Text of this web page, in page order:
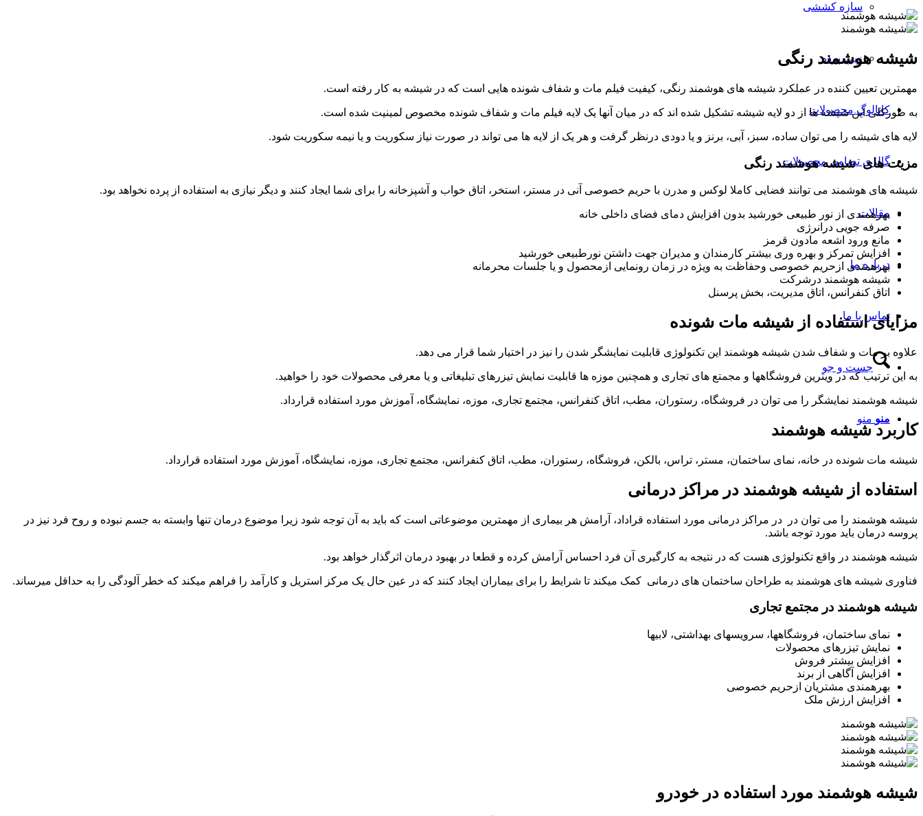
سازه کششی
زیپ پرده
کاتالوگ محصولات
گالری تصاویر محصولات
مقالات
درباره ما
تماس با ما
جست و جو
منو منو
شیشه هوشمند رنگی
مهمترین تعیین کننده در عملکرد شیشه های هوشمند رنگی، کیفیت فیلم مات و شفاف شونده هایی است که در شیشه به کار رفته است.
به طورکلی این شیشه ها از دو لایه شیشه تشکیل شده اند که در میان آنها یک لایه فیلم مات و شفاف شونده مخصوص لمینیت شده است.
لایه های شیشه را می توان ساده، سبز، آبی، برنز و یا دودی درنظر گرفت و هر یک از لایه ها می تواند در صورت نیاز سکوریت و یا نیمه سکوریت شود.
مزیت های شیشه هوشمند رنگی
شیشه های هوشمند می توانند فضایی کاملا لوکس و مدرن با حریم خصوصی آنی در مستر، استخر، اتاق خواب و آشپزخانه را برای شما ایجاد کنند و دیگر نیازی به استفاده از پرده نخواهد بود.
بهرهمندی از نور طبیعی خورشید بدون افزایش دمای فضای داخلی خانه
صرفه جویی درانرژی
مانع ورود اشعه مادون قرمز
افزایش تمرکز و بهره وری بیشتر کارمندان و مدیران جهت داشتن نورطبیعی خورشید
بهرهمندی ازحریم خصوصی وحفاظت به ویژه در زمان رونمایی ازمحصول و یا جلسات محرمانه
شیشه هوشمند درشرکت
اتاق کنفرانس، اتاق مدیریت، بخش پرسنل
مزایای استفاده از شیشه مات شونده
علاوه بر مات و شفاف شدن شیشه هوشمند این تکنولوژی قابلیت نمایشگر شدن را نیز در اختیار شما قرار می دهد.
به این ترتیب که در ویترین فروشگاهها و مجمتع های تجاری و همچنین موزه ها قابلیت نمایش تیزرهای تبلیغاتی و یا معرفی محصولات خود را خواهید.
شیشه هوشمند نمایشگر را می توان در فروشگاه، رستوران، مطب، اتاق کنفرانس، مجتمع تجاری، موزه، نمایشگاه، آموزش مورد استفاده قرارداد.
کاربرد شیشه هوشمند
شیشه مات شونده در خانه، نمای ساختمان، مستر، تراس، بالکن، فروشگاه، رستوران، مطب، اتاق کنفرانس، مجتمع تجاری، موزه، نمایشگاه، آموزش مورد استفاده قرارداد.
استفاده از شیشه هوشمند در مراکز درمانی
شیشه هوشمند را می توان در در مراکز درمانی مورد استفاده قراداد، آرامش هر بیماری از مهمترین موضوعاتی است که باید به آن توجه شود زیرا موضوع درمان تنها وابسته به جسم نبوده و روح فرد نیز در
پروسه درمان باید مورد توجه باشد.
شیشه هوشمند در واقع تکنولوژی هست که در نتیجه به کارگیری آن فرد احساس آرامش کرده و قطعا در بهبود درمان اثرگذار خواهد بود.
فناوری شیشه های هوشمند به طراحان ساختمان های درمانی کمک میکند تا شرایط را برای بیماران ایجاد کنند که در عین حال یک مرکز استریل و کارآمد را فراهم میکند که خطر آلودگی را به حداقل میرساند.
شیشه هوشمند در مجتمع تجاری
نمای ساختمان، فروشگاهها، سرویسهای بهداشتی، لابیها
نمایش تیزرهای محصولات
افزایش بیشتر فروش
افزایش آگاهی از برند
بهرهمندی مشتریان ازحریم خصوصی
افزایش ارزش ملک
شیشه هوشمند مورد استفاده در خودرو